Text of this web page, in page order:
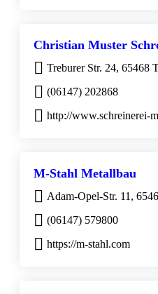
Christian Muster
Treburer Str. 24, 65468
(06147) 202868
http://www.schreinerei-
M-Stahl Metallbau
Adam-Opel-Str. 11,
(06147) 579800
https://m-stahl.com